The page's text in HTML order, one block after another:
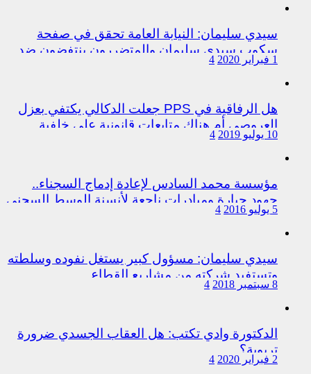
سيدي سليمان: النيابة العامة تحقق في صفحة
سكوب سيدي سليمان والمتضررون ينتفضون ضد
المتورطين من رجال الشرطة
1 فبراير 2020 4
هل الرفاقية في PPS جعلت الدكالي يكتفي بعزل
العروصي أم هناك متابعات قانونية على خلفية
اختلالات التسيير بمندوبية سيدي سليمان
10 يوليو 2019 4
مؤسسة محمد السادس لإعادة إدماج السجناء..
جهود جبارة ومبادرات ناجعة لأنسنة الوسط السجني
5 يوليو 2016 4
سيدي سليمان: مسؤول كبير يستغل نفوده وسلطته
وتستفيد شركته من مشاريع القطاع
8 سبتمبر 2018 4
الدكتورة وادي تكتب: هل العقاب الجسدي ضرورة
تربوية؟
2 فبراير 2020 4